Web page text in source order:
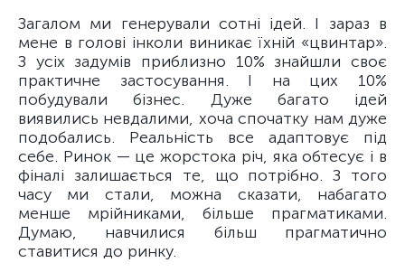
Загалом ми генерували сотні ідей. І зараз в
мене в голові інколи виникає їхній «цвинтар».
З усіх задумів приблизно 10% знайшли своє
практичне застосування. І на цих 10%
побудували бізнес. Дуже багато ідей
виявились невдалими, хоча спочатку нам дуже
подобались. Реальність все адаптовує під
себе. Ринок — це жорстока річ, яка обтесує і в
фіналі залишається те, що потрібно. З того
часу ми стали, можна сказати, набагато
менше мрійниками, більше прагматиками.
Думаю, навчилися більш прагматично
ставитися до ринку.